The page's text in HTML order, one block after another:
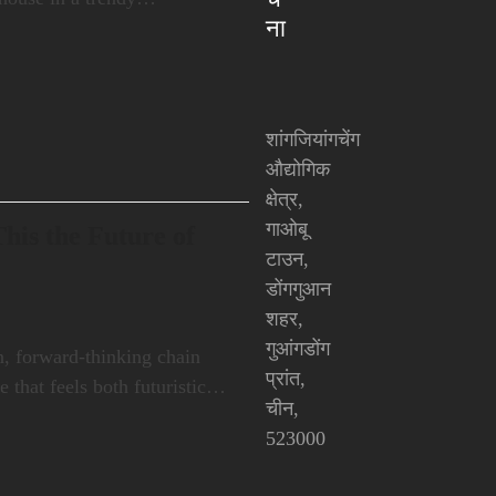
forward-thinking chain
that feels both futuristic…
ना
शांगजियांगचेंग
औद्योगिक
क्षेत्र,
गाओबू
टाउन,
डोंगगुआन
शहर,
गुआंगडोंग
प्रांत,
चीन,
523000